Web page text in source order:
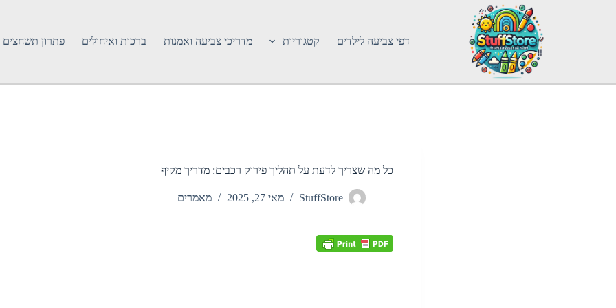
דפי צביעה לילדים קטגוריות מדריכי צביעה ואמנות ברכות ואיחולים פתרון תשחצים
כל מה שצריך לדעת על תהליך פירוק רכבים: מדריך מקיף
StuffStore מאי 27, 2025 מאמרים